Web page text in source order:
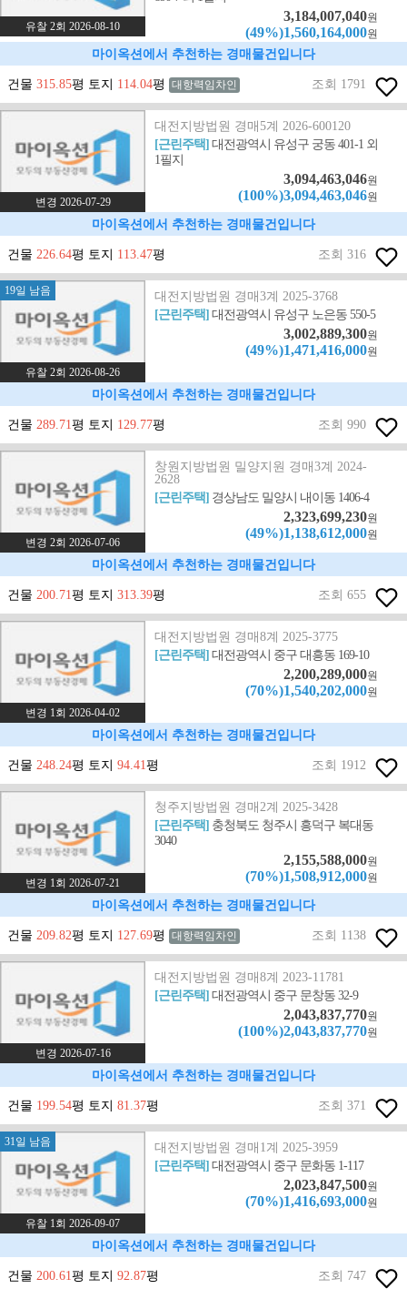
유찰 2회 2026-08-10
3,184,007,040원
(49%)1,560,164,000원
마이옥션에서 추천하는 경매물건입니다
건물 315.85평 토지 114.04평 대항력임차인 조회 1791
변경 2026-07-29
대전지방법원 경매5계 2026-600120
[근린주택]대전광역시 유성구 궁동 401-1 외
1필지
3,094,463,046원
(100%)3,094,463,046원
마이옥션에서 추천하는 경매물건입니다
건물 226.64평 토지 113.47평 조회 316
19일 남음
유찰 2회 2026-08-26
대전지방법원 경매3계 2025-3768
[근린주택]대전광역시 유성구 노은동 550-5
3,002,889,300원
(49%)1,471,416,000원
마이옥션에서 추천하는 경매물건입니다
건물 289.71평 토지 129.77평 조회 990
변경 2회 2026-07-06
창원지방법원 밀양지원 경매3계 2024-
2628
[근린주택] 경상남도 밀양시 내이동 1406-4
2,323,699,230원
(49%)1,138,612,000원
마이옥션에서 추천하는 경매물건입니다
건물 200.71평 토지 313.39평 조회 655
변경 1회 2026-04-02
대전지방법원 경매8계 2025-3775
[근린주택]대전광역시 중구 대흥동 169-10
2,200,289,000원
(70%)1,540,202,000원
마이옥션에서 추천하는 경매물건입니다
건물 248.24평 토지 94.41평 조회 1912
변경 1회 2026-07-21
청주지방법원 경매2계 2025-3428
[근린주택] 충청북도 청주시 흥덕구 복대동
3040
2,155,588,000원
(70%)1,508,912,000원
마이옥션에서 추천하는 경매물건입니다
건물 209.82평 토지 127.69평 대항력임차인 조회 1138
변경 2026-07-16
대전지방법원 경매8계 2023-11781
[근린주택]대전광역시 중구 문창동 32-9
2,043,837,770원
(100%)2,043,837,770원
마이옥션에서 추천하는 경매물건입니다
건물 199.54평 토지 81.37평 조회 371
31일 남음
유찰 1회 2026-09-07
대전지방법원 경매1계 2025-3959
[근린주택]대전광역시 중구 문화동 1-117
2,023,847,500원
(70%)1,416,693,000원
마이옥션에서 추천하는 경매물건입니다
건물 200.61평 토지 92.87평 조회 747